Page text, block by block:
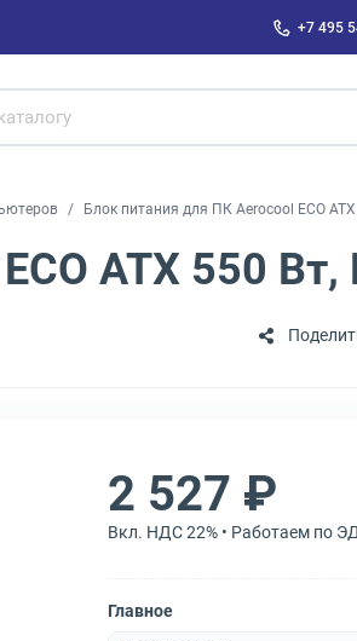
+7 495
Блок питания для ПК Aerocool ECO
ATX 550
2 527 ₽
Вкл. НДС 22% • Работаем по
Главное